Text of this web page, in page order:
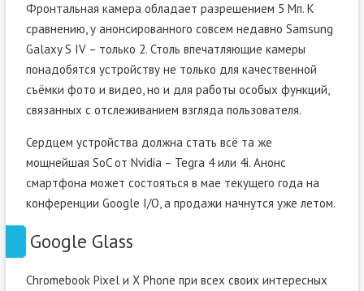
Фронтальная камера обладает разрешением 5 Мп. К
сравнению, у анонсированного совсем недавно Samsung
Galaxy S IV – только 2. Столь впечатляющие камеры
понадобятся устройству не только для качественной
съёмки фото и видео, но и для работы особых функций,
связанных с отслеживанием взгляда пользователя.
Сердцем устройства должна стать всё та же
мощнейшая SoC от Nvidia – Tegra 4 или 4i. Анонс
смартфона может состояться в мае текущего года на
конференции Google I/O, а продажи начнутся уже летом.
Google Glass
Chromebook Pixel и X Phone при всех своих интересных